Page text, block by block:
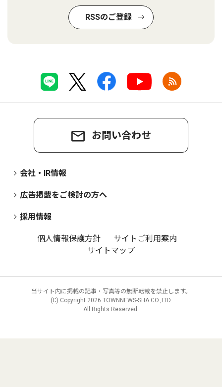
RSSのご登録
お問い合わせ
会社・IR情報
広告掲載をご検討の方へ
採用情報
個人情報保護方針
サイトご利用案内
サイトマップ
当サイト内に掲載の記事・写真等の無断転載を禁止します。
(C) Copyright 2026 TOWNNEWS-SHA CO.,LTD.
All Rights Reserved.